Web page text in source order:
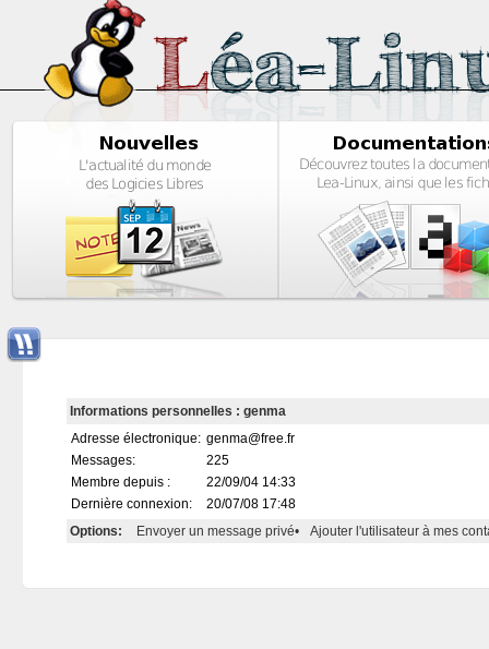
Informations personnelles : genma
Adresse électronique: genma@free.fr
Messages:
225
Membre depuis :
22/09/04 14:33
Dernière connexion:
20/07/08 17:48
Options:
Envoyer un message privé• Ajouter l'utilisateur à mes